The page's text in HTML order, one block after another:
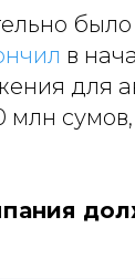
в
для
млн сумов,